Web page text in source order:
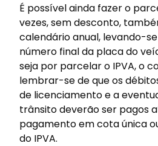
É possível ainda fazer o
vezes, sem desconto,
calendário anual, levando-
número final da placa do
seja por parcelar o IPVA, o
lembrar-se de que os
de licenciamento e a
trânsito deverão ser pagos
pagamento em cota única
do IPVA.